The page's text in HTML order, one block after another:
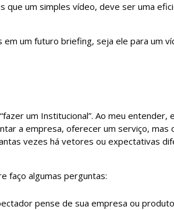
um simples vídeo, deve ser uma
um futuro briefing, seja ele para um
um Institucional”. Ao meu entender,
a empresa, oferecer um serviço,
vezes há vetores ou expectativas
faço algumas perguntas:
pense de sua empresa ou